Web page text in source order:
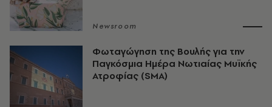
Newsroom
Φωταγώγηση της Βουλής για την
Παγκόσμια Ημέρα Νωτιαίας Μυϊκής
Ατροφίας (SMA)